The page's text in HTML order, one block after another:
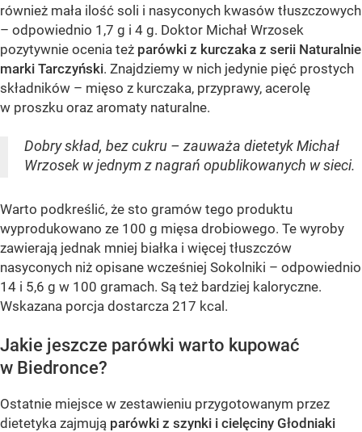
również mała ilość soli i nasyconych kwasów tłuszczowych
– odpowiednio 1,7 g i 4 g. Doktor Michał Wrzosek
pozytywnie ocenia też parówki z kurczaka z serii Naturalnie
marki Tarczyński. Znajdziemy w nich jedynie pięć prostych
składników – mięso z kurczaka, przyprawy, acerolę
w proszku oraz aromaty naturalne.
Dobry skład, bez cukru – zauważa dietetyk Michał
Wrzosek w jednym z nagrań opublikowanych w sieci.
Warto podkreślić, że sto gramów tego produktu
wyprodukowano ze 100 g mięsa drobiowego. Te wyroby
zawierają jednak mniej białka i więcej tłuszczów
nasyconych niż opisane wcześniej Sokolniki – odpowiednio
14 i 5,6 g w 100 gramach. Są też bardziej kaloryczne.
Wskazana porcja dostarcza 217 kcal.
Jakie jeszcze parówki warto kupować
w Biedronce?
Ostatnie miejsce w zestawieniu przygotowanym przez
dietetyka zajmują parówki z szynki i cielęciny Głodniaki